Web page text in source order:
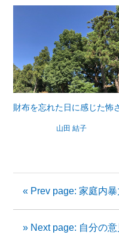
財布を忘れた日に感じた怖
山田 結子
« Prev page: 家庭内
» Next page: 自分の